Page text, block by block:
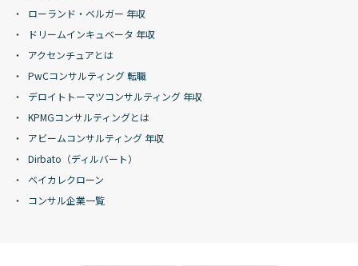
ローランド・ベルガー 年収
ドリームインキュベータ 年収
アクセンチュアとは
PwCコンサルティング 転職
デロイトトーマツコンサルティング 年収
KPMGコンサルティングとは
アビームコンサルティング 年収
Dirbato（ディルバート）
ベイカレクローン
コンサル企業一覧